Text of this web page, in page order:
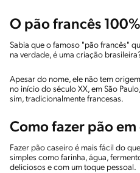
O pão francês
Sabia que o famoso "pão francês"
na verdade, é uma criação
Apesar do nome, ele não tem
no início do século XX, em São
sim, tradicionalmente francesas.
Como fazer pão em
Fazer pão caseiro é mais fácil do
simples como farinha, água,
deliciosos e com um toque pessoal.